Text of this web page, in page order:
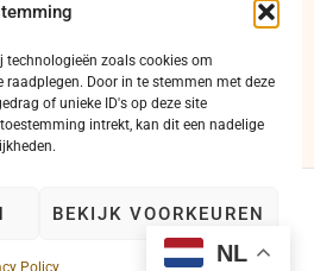
technologieën zoals cookies om
Door in te stemmen met deze
of unieke ID's op deze site
intrekt, kan dit een nadelige
BEKIJK VOORKEUREN
Policy
NL